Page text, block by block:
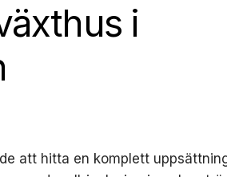
i
att hitta en komplett